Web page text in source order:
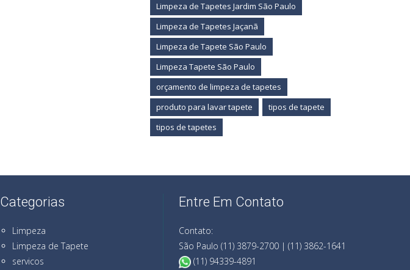
Limpeza de Tapetes Jardim São Paulo
Limpeza de Tapetes Jaçanã
Limpeza de Tapete São Paulo
Limpeza Tapete São Paulo
orçamento de limpeza de tapetes
produto para lavar tapete
tipos de tapete
tipos de tapetes
Categorias
Limpeza
Limpeza de Tapete
servicos
Entre Em Contato
Contato:
São Paulo (11) 3879-2700 | (11) 3862-1641
(11) 94339-4891